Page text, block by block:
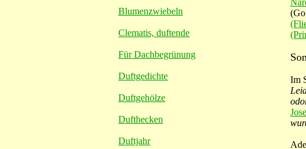
Blumenzwiebeln
Clematis, duftende
Für Dachbegrünung
Duftgedichte
Duftgehölze
Dufthecken
Duftjahr
Im